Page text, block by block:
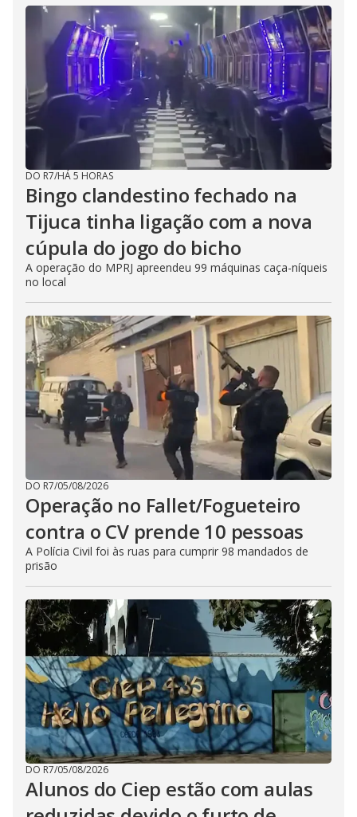
DO R7/HÁ 5 HORAS
Bingo clandestino fechado na
Tijuca tinha ligação com a nova
cúpula do jogo do bicho
A operação do MPRJ apreendeu 99 máquinas caça-níqueis
no local
DO R7/05/08/2026
Operação no Fallet/Fogueteiro
contra o CV prende 10 pessoas
A Polícia Civil foi às ruas para cumprir 98 mandados de
prisão
DO R7/05/08/2026
Alunos do Ciep estão com aulas